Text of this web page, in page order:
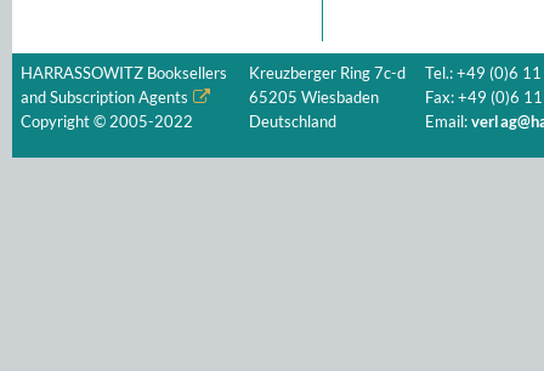
HARRASSOWITZ Booksellers
and Subscription Agents
Copyright © 2005-2022
Kreuzberger Ring 7c-d
65205 Wiesbaden
Deutschland
Tel.: +49 (0)6
Fax: +49 (0)6
Email: